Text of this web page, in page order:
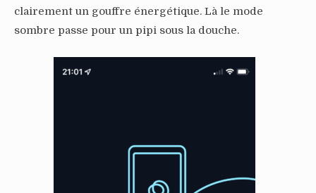
clairement un gouffre énergétique. Là le mode
sombre passe pour un pipi sous la douche.